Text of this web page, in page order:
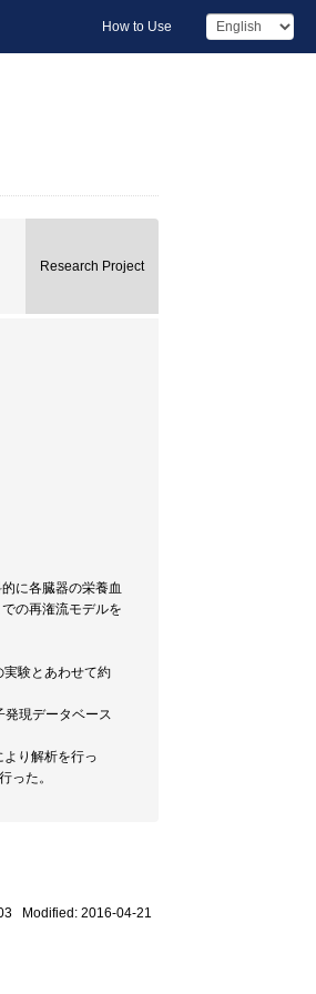
How to Use
Research Project
に各臓器の栄養血
の再潅流モデルを
験とあわせて約
現データベース
り解析を行っ
った。
Modified: 2016-04-21